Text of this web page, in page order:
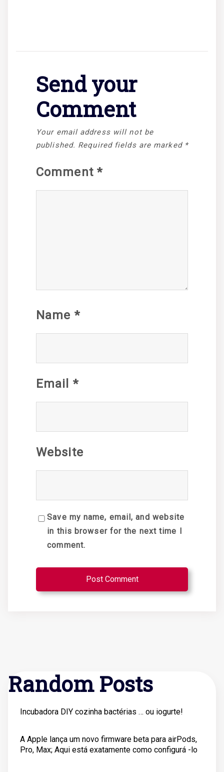
Send your
Comment
Your email address will not be
published. Required fields are marked *
Comment *
Name *
Email *
Website
Save my name, email, and website
in this browser for the next time I
comment.
Random Posts
Incubadora DIY cozinha bactérias … ou iogurte!
A Apple lança um novo firmware beta para airPods,
Pro, Max; Aqui está exatamente como configurá -lo